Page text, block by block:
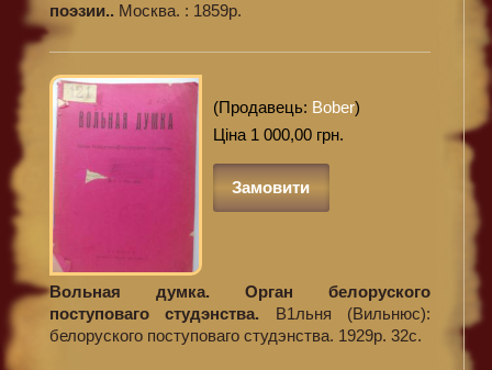
поэзии.. Москва. : 1859р.
(Продавець: Bober)
Ціна 1 000,00 грн.
Замовити
Вольная думка. Орган белоруского
поступоваго студэнства. В1льня (Вильнюс):
белоруского поступоваго студэнства. 1929р. 32с.